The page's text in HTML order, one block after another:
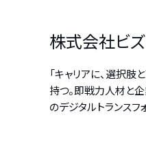
株式会社ビ
「キャリアに、選択
持つ。即戦力人材と企
のデジタルトランス